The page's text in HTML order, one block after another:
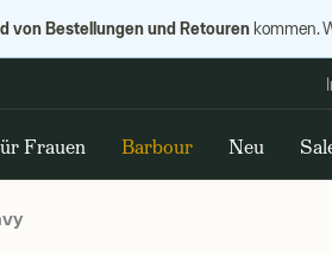
von Bestellungen und Retourenkommen.
Frauen Barbour Neu